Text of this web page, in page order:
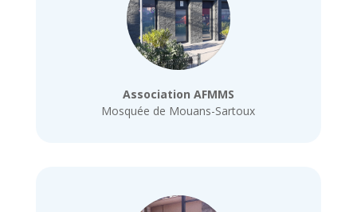
Association AFMMS
Mosquée de Mouans-Sartoux